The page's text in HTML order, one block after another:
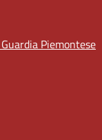
Piemontese